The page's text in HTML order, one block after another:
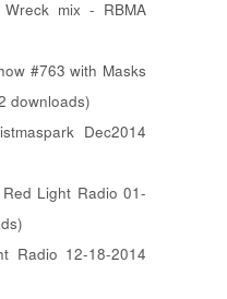
mix - RBMA
#763 with Masks
downloads)
Dec2014
Light Radio 01-
Radio 12-18-2014